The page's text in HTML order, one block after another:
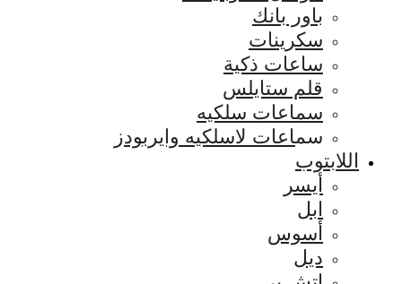
باور بانك
سكرينات
ساعات ذكية
قلم ستايلس
سماعات سلكيه
سماعات لاسلكيه وايربودز
اللابتوب
أيسر
ابل
أسوس
ديل